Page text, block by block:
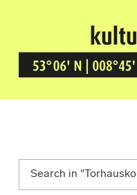
Kultur Vor Ort
BREMEN GRÖPELINGEN
Suchen nach: